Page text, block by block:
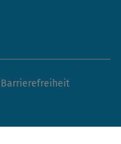
Barrierefreiheit